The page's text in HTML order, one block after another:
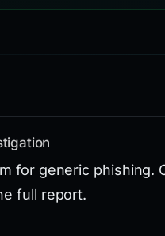
for generic phishing.
full report.